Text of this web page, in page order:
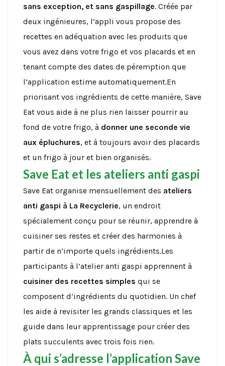
sans exception, et sans gaspillage. Créée par
deux ingénieures, l’appli vous propose des
recettes en adéquation avec les produits que
vous avez dans votre frigo et vos placards et en
tenant compte des dates de péremption que
l’application estime automatiquement.En
priorisant vos ingrédients de cette manière, Save
Eat vous aide à ne plus rien laisser pourrir au
fond de votre frigo, à donner une seconde vie
aux épluchures, et à toujours avoir des placards
et un frigo à jour et bien organisés.
Save Eat et les ateliers anti gaspi
Save Eat organise mensuellement des ateliers
anti gaspi à La Recyclerie, un endroit
spécialement conçu pour se réunir, apprendre à
cuisiner ses restes et créer des harmonies à
partir de n’importe quels ingrédients.Les
participants à l’atelier anti gaspi apprennent à
cuisiner des recettes simples qui se
composent d’ingrédients du quotidien. Un chef
les aide à revisiter les grands classiques et les
guide dans leur apprentissage pour créer des
plats succulents avec trois fois rien.
À qui s’adresse l’application Save